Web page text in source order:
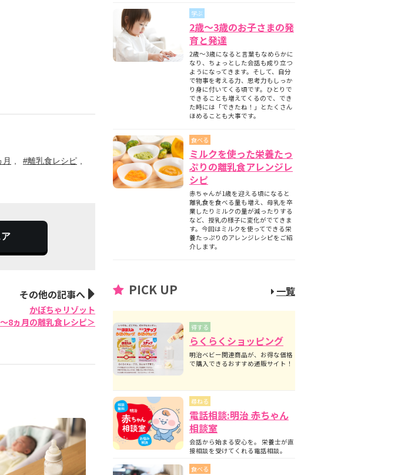
月
#離乳食レシピ
その他の記事へ
かぼちゃリゾット
8ヵ月の離乳食レシピ＞
学ぶ
2歳～3歳のお子さまの発
育と発達
2歳～3歳になると言葉もなめらかに
なり、ちょっとした会話も成り立つ
ようになってきます。そして、自分
で物事を考える力、思考力もしっか
り身に付いてくる頃です。ひとりで
できることも増えてくるので、でき
た時には「できたね！」とたくさん
ほめることも大事です。
食べる
ミルクを使った栄養たっ
ぷりの離乳食アレンジレ
シピ
赤ちゃんが1歳を迎える頃になると
離乳食を食べる量も増え、母乳を卒
業したりミルクの量が減ったりする
など、授乳の様子に変化がでてきま
す。今回はミルクを使ってできる栄
養たっぷりのアレンジレシピをご紹
介します。
PICK UP 一覧
得する
らくらくショッピング
明治ベビー関連商品が、お得な価格
で購入できるおすすめ通販サイト！
尋ねる
電話相談:明治 赤ちゃん
相談室
会話から始まる安心を。 栄養士が直
接相談を受けてくれる電話相談。
食べる